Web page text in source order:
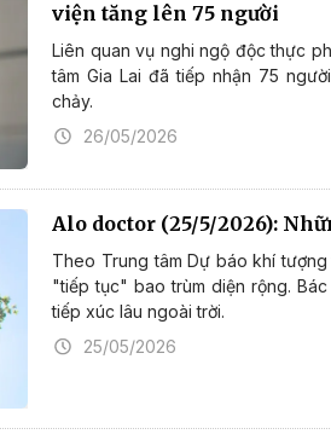
viện tăng lên 75 người
Liên quan vụ nghi ngộ độc thực
tâm Gia Lai đã tiếp nhận 75
chảy.
26/05/2026
Alo doctor (25/5/2026):
Theo Trung tâm Dự báo khí
"tiếp tục" bao trùm diện rộng.
tiếp xúc lâu ngoài trời.
25/05/2026